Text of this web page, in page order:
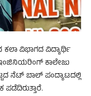
ವಿಭಾಗದ ವಿದ್ಯಾರ್ಥಿ
ಕಾಲೇಜು
ನೆಟ್ ಬಾಲ್ ಪಂದ್ಯಾಟದಲ್ಲಿ